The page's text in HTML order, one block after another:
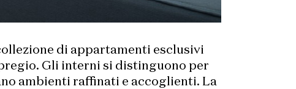
di appartamenti esclusivi
Gli interni si distinguono per
ambienti raffinati e accoglienti. La